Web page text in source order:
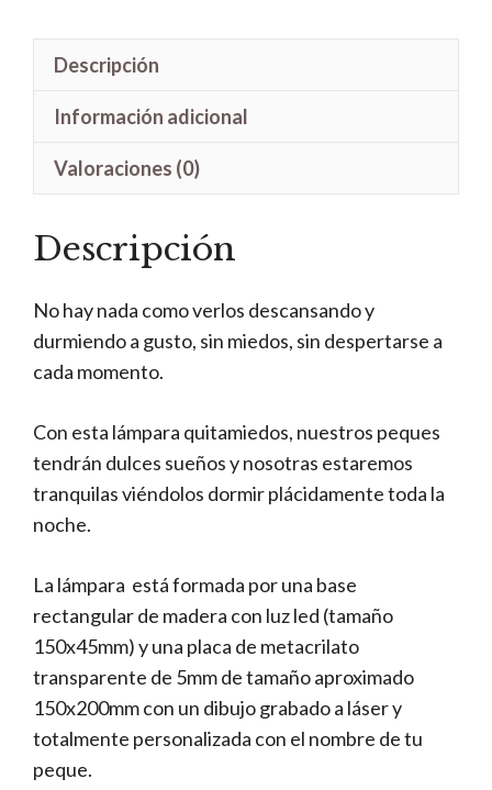
cantidad
Descripción
Información adicional
Valoraciones (0)
Descripción
No hay nada como verlos descansando y
durmiendo a gusto, sin miedos, sin despertarse a
cada momento.
Con esta lámpara quitamiedos, nuestros peques
tendrán dulces sueños y nosotras estaremos
tranquilas viéndolos dormir plácidamente toda la
noche.
La lámpara está formada por una base
rectangular de madera con luz led (tamaño
150x45mm) y una placa de metacrilato
transparente de 5mm de tamaño aproximado
150x200mm con un dibujo grabado a láser y
totalmente personalizada con el nombre de tu
peque.